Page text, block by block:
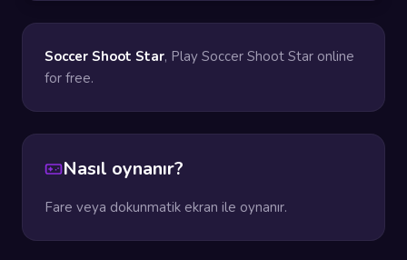
Soccer Shoot Star, Play Soccer Shoot Star online
for free.
Nasıl oynanır?
Fare veya dokunmatik ekran ile oynanır.